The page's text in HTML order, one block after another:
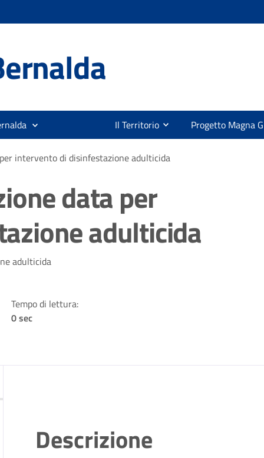
Il Territorio Progetto Magna
intervento di disinfestazione adulticida
data per
adulticida
adulticida
Tempo di lettura:
0 sec
Descrizione